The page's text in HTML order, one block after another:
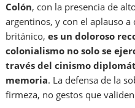
Colón, con la presencia de
argentinos, y con el aplauso
británico,es un doloroso
colonialismo no solo se
través del cinismo
memoria. La defensa de la
firmeza, no gestos que